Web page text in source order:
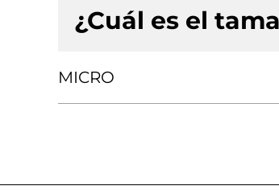
¿Cuál es el
MICRO